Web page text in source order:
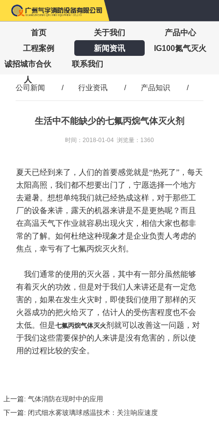
首页 关于我们
产品中心
工程案例
新闻资讯
IG100氮气灭火
诚招城市合伙
人
联系我们
公司新闻 / 行业资讯 / 产品知识 /
生活中不能缺少的七氟丙烷气体灭火剂
时间：2018-01-04 浏览量：1360
夏天已经到来了，人们的首要感觉就是“热死了”，每天
太阳高照，我们都不想要出门了，宁愿选择一个地方
去避暑。想想单纯我们就已经热成这样，对于那些工
厂的设备来讲，露天的机器来讲是不是更热呢？而且
在高温天气下作业就容易出现火灾，相信大家也都非
常的了解。如何杜绝这种现象才是企业负责人考虑的
焦点，幸亏有了七氟丙烷灭火剂。
我们通常的使用的灭火器，其中有一部分虽然能够
有着灭火的功效，但是对于我们人来讲还是有一定危
害的，如果在发生火灾时，即使我们使用了那样的灭
火器成功的把火给灭了，估计人的受伤害程度也不会
太低。但是七氟丙烷气体灭火剂就可以改善这一问题，对
于我们这些需要保护的人来讲是没有危害的，所以使
用的过程比较的安全。
上一篇: 气体消防在现时中的应用
下一篇: 闭式细水雾玻璃球感温技术：关注响应速度